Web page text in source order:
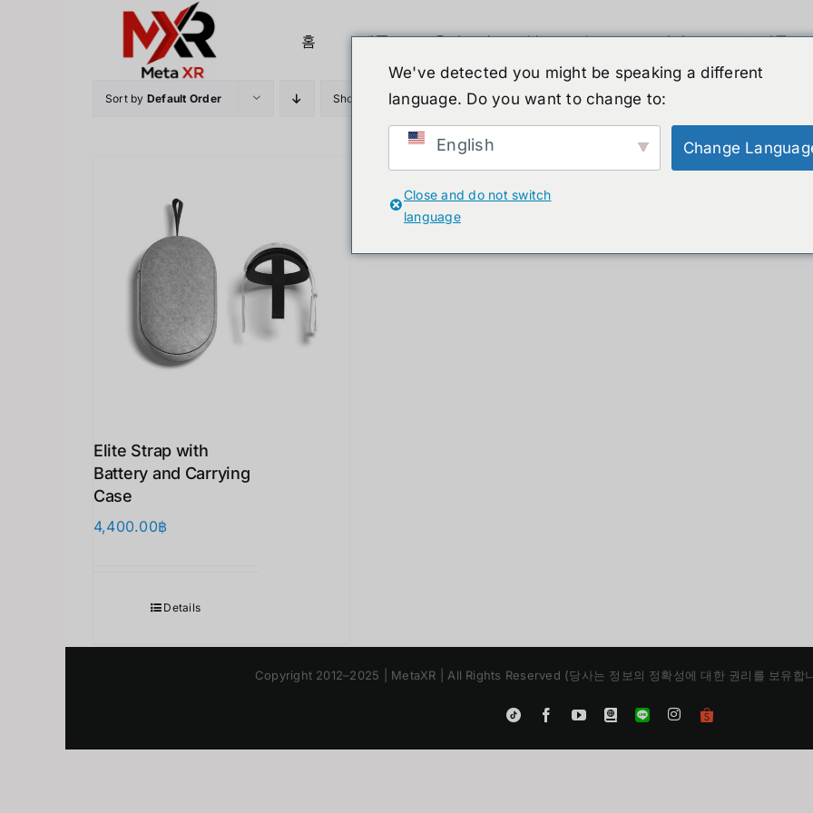
홈 제품 휴머노이드 로봇 뉴스 서비스 쇼핑몰
Sort by Default Order Show 12 Products
Elite Strap with
Battery and Carrying
Case
4,400.00฿
Details
Copyright 2012–2025 | MetaXR | All Rights Reserved (당사는 정보의 정확성에 대한 권리를 보유합
Tiktok FacebookYouTube
Blogger
LINE
Instagram
Shopee
We've detected you might be speaking a different
language. Do you want to change to:
English Change
Close and do not switch
language